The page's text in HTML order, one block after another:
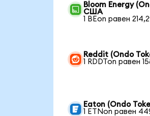
Bloom Energy
США
1 BEon равен
Reddit (Ondo
1 RDDTon равен
Eaton (Ondo
1 ETNon равен